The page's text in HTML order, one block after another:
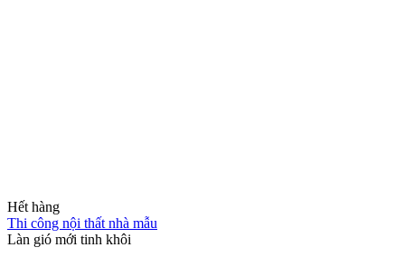
Hết hàng
Thi công nội thất nhà mẫu
Làn gió mới tinh khôi